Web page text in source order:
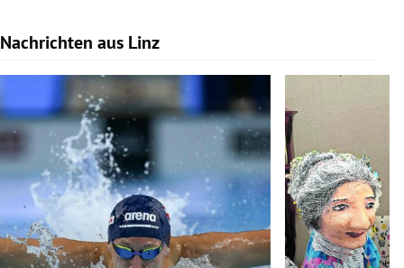
Nachrichten aus Linz
Slide 1 von 9